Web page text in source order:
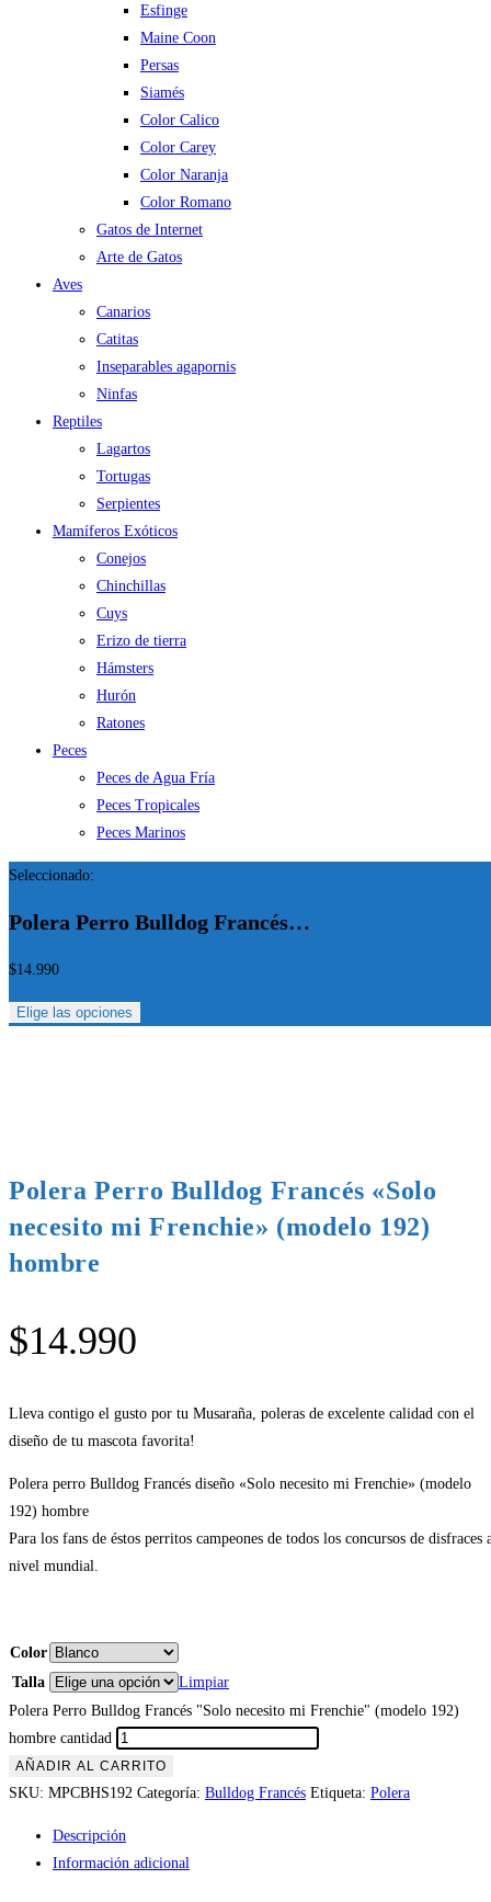
Esfinge
Maine Coon
Persas
Siamés
Color Calico
Color Carey
Color Naranja
Color Romano
Gatos de Internet
Arte de Gatos
Aves
Canarios
Catitas
Inseparables agapornis
Ninfas
Reptiles
Lagartos
Tortugas
Serpientes
Mamíferos Exóticos
Conejos
Chinchillas
Cuys
Erizo de tierra
Hámsters
Hurón
Ratones
Peces
Peces de Agua Fría
Peces Tropicales
Peces Marinos
Seleccionado:
Polera Perro Bulldog Francés…
$14.990
Elige las opciones
Polera Perro Bulldog Francés «Solo
necesito mi Frenchie» (modelo 192)
hombre
$14.990
Lleva contigo el gusto por tu Musaraña, poleras de excelente calidad con el
diseño de tu mascota favorita!
Polera perro Bulldog Francés diseño «Solo necesito mi Frenchie» (modelo
192) hombre
Para los fans de éstos perritos campeones de todos los concursos de disfraces
nivel mundial.
Color
Talla
Limpiar
Polera Perro Bulldog Francés "Solo necesito mi Frenchie" (modelo 192)
hombre cantidad
AÑADIR AL CARRITO
SKU: MPCBHS192 Categoría: Bulldog Francés Etiqueta: Polera
Descripción
Información adicional